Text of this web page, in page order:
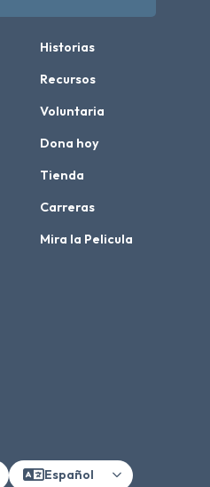
Historias
Recursos
Voluntaria
Dona hoy
Tienda
Carreras
Mira la Pelicula
Español